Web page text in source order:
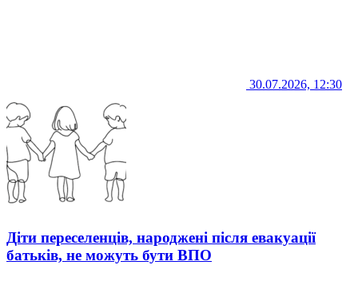
30.07.2026, 12:30
Діти переселенців, народжені після евакуації
батьків, не можуть бути ВПО